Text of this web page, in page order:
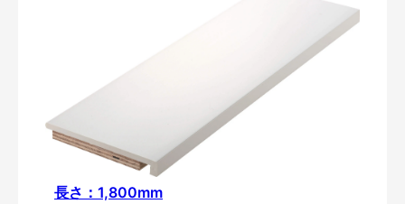
長さ：1,800mm